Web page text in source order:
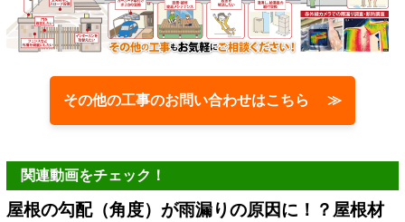
その他の工事のお問い合わせはこちら ≫
関連動画をチェック！
屋根の勾配（角度）が雨漏りの原因に！？屋根材